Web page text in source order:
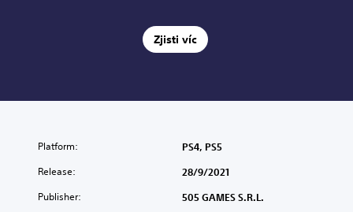
Zjisti víc
Platform: PS4, PS5
Release: 28/9/2021
Publisher: 505 GAMES S.R.L.